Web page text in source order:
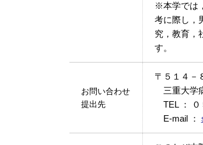
※本学では
考に際し，
究，教育，
す。
お問い合わせ
提出先
〒５１４－
三重大学
TEL ： ０
E-mail ：